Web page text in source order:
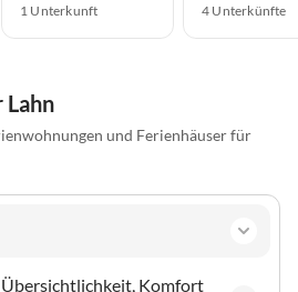
1 Unterkunft 4 Unterkünfte
Lahn
und Ferienhäuser für
Komfort